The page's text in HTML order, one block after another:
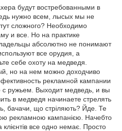
будут востребованными в
нужно всем, лысых мы не
сложного? Необходимо
и все. Но на практике
абсолютно не понимают
все орудия, а
себе охоту на медведя.
но на нем можно доходчиво
рекламной кампании
с ружьем. Выходит медведь, и вы
в медведя начинаете стрелять
бачачи, що стріляють? Йде. Те
рекламною кампанією. Начебто
все одно немає. Просто